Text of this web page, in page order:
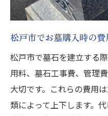
家族の意向を反
石材店との契約
八柱霊園などで
項
将来的なリフ
重要性
松戸市でお墓購入時の
松戸市で墓石を建立する
用料、墓石工事費、管理
大切です。これらの費用
類によって上下します。